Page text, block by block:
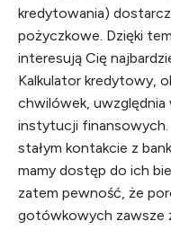
kredytowania)
pożyczkowe. Dzięki
interesują Cię
Kalkulator kredytowy,
chwilówek, uwzględnia
instytucji finansowych.
stałym kontakcie z
mamy dostęp do ich
zatem pewność, że
gotówkowych zawsze